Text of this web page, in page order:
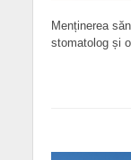
Menținerea
stomatolog și